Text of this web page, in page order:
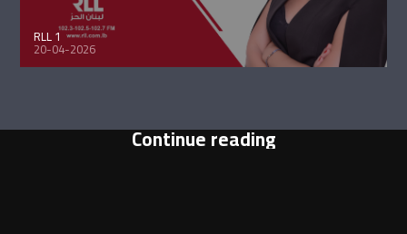
RLL 1
20-04-2026
Continue reading